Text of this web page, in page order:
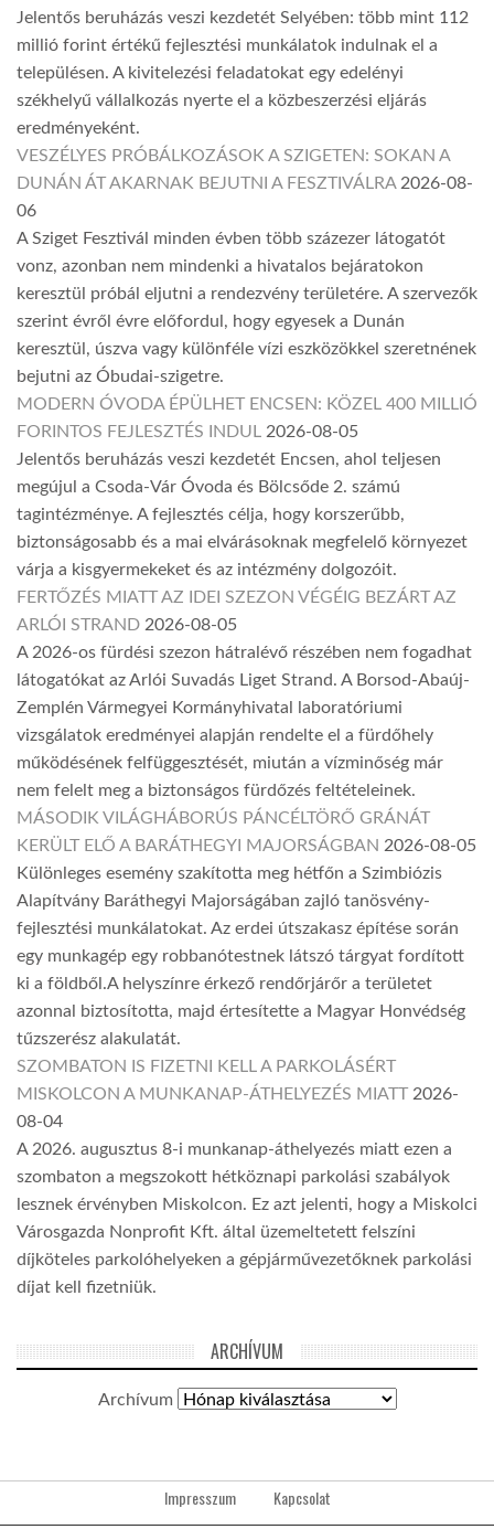
Jelentős beruházás veszi kezdetét Selyében: több mint 112
millió forint értékű fejlesztési munkálatok indulnak el a
településen. A kivitelezési feladatokat egy edelényi
székhelyű vállalkozás nyerte el a közbeszerzési eljárás
eredményeként.
VESZÉLYES PRÓBÁLKOZÁSOK A SZIGETEN: SOKAN A
DUNÁN ÁT AKARNAK BEJUTNI A FESZTIVÁLRA 2026-08-
06
A Sziget Fesztivál minden évben több százezer látogatót
vonz, azonban nem mindenki a hivatalos bejáratokon
keresztül próbál eljutni a rendezvény területére. A szervezők
szerint évről évre előfordul, hogy egyesek a Dunán
keresztül, úszva vagy különféle vízi eszközökkel szeretnének
bejutni az Óbudai-szigetre.
MODERN ÓVODA ÉPÜLHET ENCSEN: KÖZEL 400 MILLIÓ
FORINTOS FEJLESZTÉS INDUL 2026-08-05
Jelentős beruházás veszi kezdetét Encsen, ahol teljesen
megújul a Csoda-Vár Óvoda és Bölcsőde 2. számú
tagintézménye. A fejlesztés célja, hogy korszerűbb,
biztonságosabb és a mai elvárásoknak megfelelő környezet
várja a kisgyermekeket és az intézmény dolgozóit.
FERTŐZÉS MIATT AZ IDEI SZEZON VÉGÉIG BEZÁRT AZ
ARLÓI STRAND 2026-08-05
A 2026-os fürdési szezon hátralévő részében nem fogadhat
látogatókat az Arlói Suvadás Liget Strand. A Borsod-Abaúj-
Zemplén Vármegyei Kormányhivatal laboratóriumi
vizsgálatok eredményei alapján rendelte el a fürdőhely
működésének felfüggesztését, miután a vízminőség már
nem felelt meg a biztonságos fürdőzés feltételeinek.
MÁSODIK VILÁGHÁBORÚS PÁNCÉLTÖRŐ GRÁNÁT
KERÜLT ELŐ A BARÁTHEGYI MAJORSÁGBAN 2026-08-05
Különleges esemény szakította meg hétfőn a Szimbiózis
Alapítvány Baráthegyi Majorságában zajló tanösvény-
fejlesztési munkálatokat. Az erdei útszakasz építése során
egy munkagép egy robbanótestnek látszó tárgyat fordított
ki a földből.A helyszínre érkező rendőrjárőr a területet
azonnal biztosította, majd értesítette a Magyar Honvédség
tűzszerész alakulatát.
SZOMBATON IS FIZETNI KELL A PARKOLÁSÉRT
MISKOLCON A MUNKANAP-ÁTHELYEZÉS MIATT 2026-
08-04
A 2026. augusztus 8-i munkanap-áthelyezés miatt ezen a
szombaton a megszokott hétköznapi parkolási szabályok
lesznek érvényben Miskolcon. Ez azt jelenti, hogy a Miskolci
Városgazda Nonprofit Kft. által üzemeltetett felszíni
díjköteles parkolóhelyeken a gépjárművezetőknek parkolási
díjat kell fizetniük.
ARCHÍVUM
Archívum
Impresszum Kapcsolat